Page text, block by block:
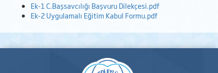
Ek-1 C.Başsavcılığı Başvuru Dilekçesi.pdf
Ek-2 Uygulamalı Eğitim Kabul Formu.pdf